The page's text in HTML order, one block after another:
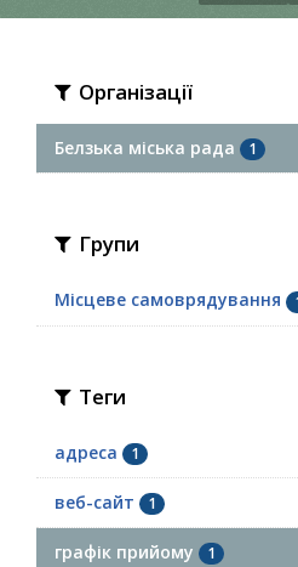
Організації
Белзька міська рада 1
Групи
Місцеве самоврядування
Теги
адреса 1
веб-сайт 1
графік прийому 1